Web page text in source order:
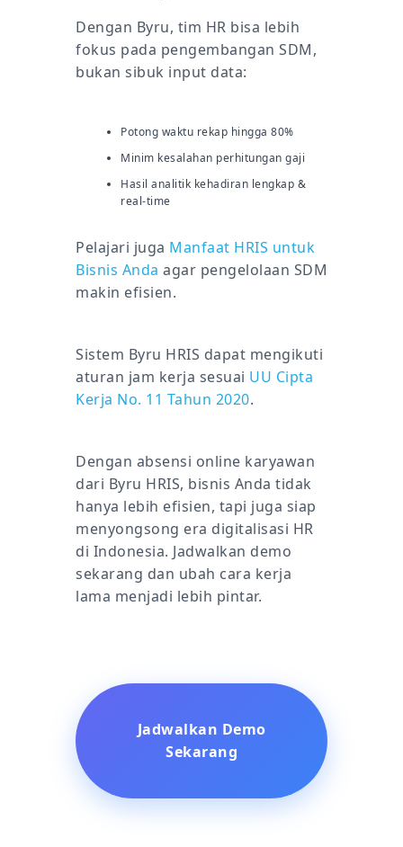
Dengan Byru, tim HR bisa lebih
fokus pada pengembangan SDM,
bukan sibuk input data:
Potong waktu rekap hingga 80%
Minim kesalahan perhitungan gaji
Hasil analitik kehadiran lengkap &
real-time
Pelajari juga Manfaat HRIS untuk
Bisnis Anda agar pengelolaan SDM
makin efisien.
Sistem Byru HRIS dapat mengikuti
aturan jam kerja sesuai UU Cipta
Kerja No. 11 Tahun 2020.
Dengan absensi online karyawan
dari Byru HRIS, bisnis Anda tidak
hanya lebih efisien, tapi juga siap
menyongsong era digitalisasi HR
di Indonesia. Jadwalkan demo
sekarang dan ubah cara kerja
lama menjadi lebih pintar.
Jadwalkan Demo
Sekarang